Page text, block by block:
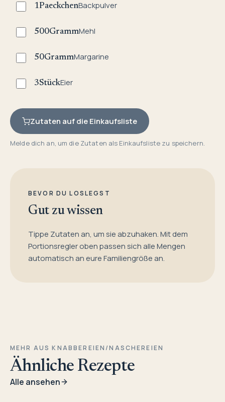
1PaeckchenBackpulver
500GrammMehl
50GrammMargarine
3StückEier
Zutaten auf die Einkaufsliste
Melde dich an, um die Zutaten als Einkaufsliste zu speichern.
BEVOR DU LOSLEGST
Gut zu wissen
Tippe Zutaten an, um sie abzuhaken. Mit dem
Portionsregler oben passen sich alle Mengen
automatisch an eure Familiengröße an.
MEHR AUS KNABBEREIEN/NASCHEREIEN
Ähnliche Rezepte
Alle ansehen